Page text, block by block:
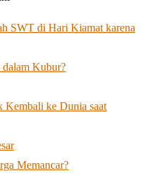
SWT di Hari Kiamat karena
Kubur?
Kembali ke Dunia saat
Memancar?